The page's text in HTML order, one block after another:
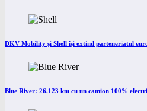
DKV Mobility și Shell își extind parteneriatul
Blue River: 26.123 km cu un camion 100%